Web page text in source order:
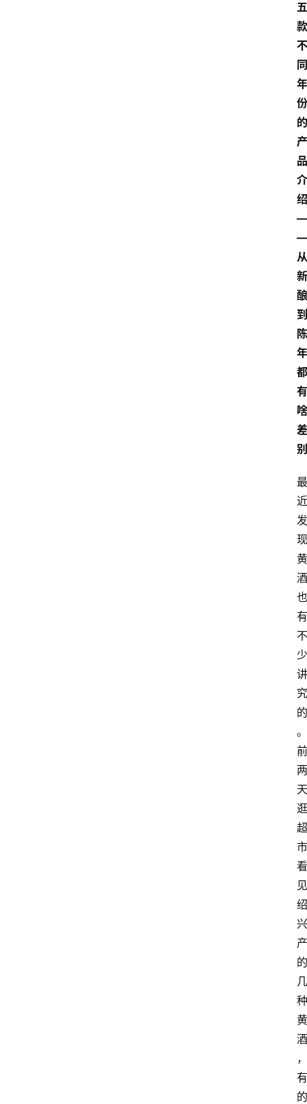
五
款
不
同
年
份
的
产
品
介
绍
—
—
从
新
酿
到
陈
年
都
有
啥
差
别
最
近
发
现
黄
酒
也
有
不
少
讲
究
的
。
前
两
天
逛
超
市
看
见
绍
兴
产
的
几
种
黄
酒
，
有
的